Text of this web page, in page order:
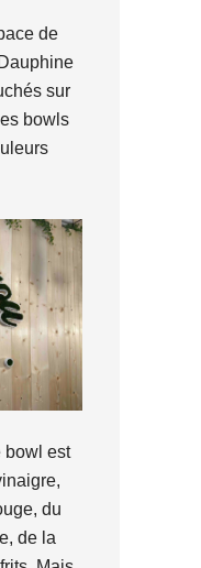
de
sur
bowls
bowl est
du
de la